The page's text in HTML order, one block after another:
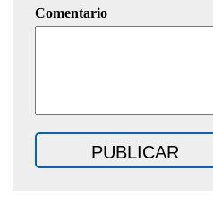
Comentario